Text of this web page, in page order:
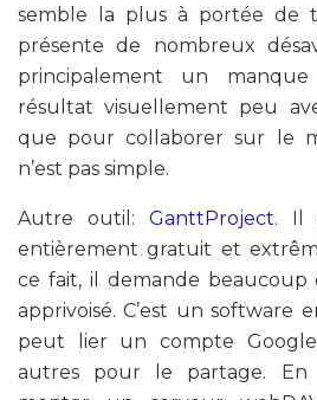
semble la plus à portée de
présente de nombreux
principalement un
résultat visuellement peu
que pour collaborer sur le
n’est pas simple.
Autre outil: GanttProject. Il
entièrement gratuit et
ce fait, il demande
apprivoisé. C’est un software
peut lier un compte
autres pour le partage. En